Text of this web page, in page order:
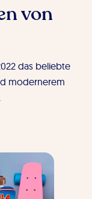
von
das beliebte
modernerem